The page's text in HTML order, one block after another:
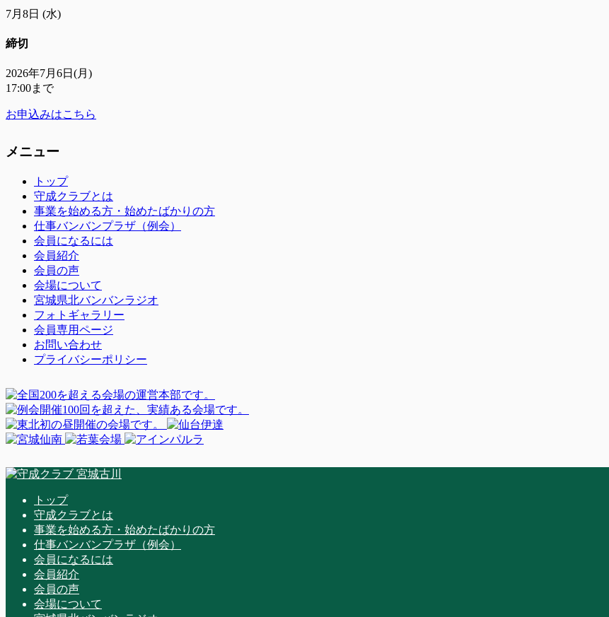
7月8日 (水)
締切
2026年7月6日(月)
17:00まで
お申込みはこちら
メニュー
トップ
守成クラブとは
事業を始める方・始めたばかりの方
仕事バンバンプラザ（例会）
会員になるには
会員紹介
会員の声
会場について
宮城県北バンバンラジオ
フォトギャラリー
会員専用ページ
お問い合わせ
プライバシーポリシー
トップ
守成クラブとは
事業を始める方・始めたばかりの方
仕事バンバンプラザ（例会）
会員になるには
会員紹介
会員の声
会場について